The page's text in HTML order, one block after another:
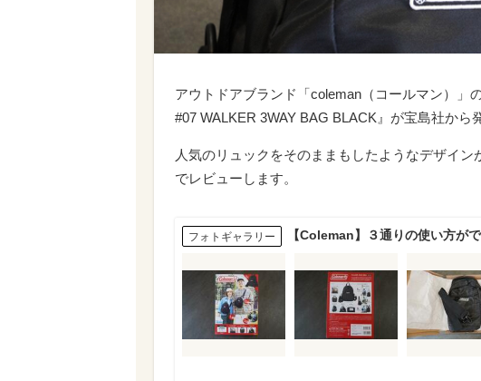
アウトドアブランド「coleman（コールマン）」
#07 WALKER 3WAY BAG BLACK』が宝島社から
人気のリュックをそのままもしたようなデザイ
でレビューします。
フォトギャラリー 【Coleman】３通りの使い方が